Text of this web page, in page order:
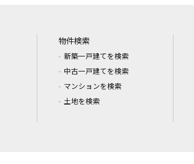
物件検索
新築一戸建てを検索
中古一戸建てを検索
マンションを検索
土地を検索